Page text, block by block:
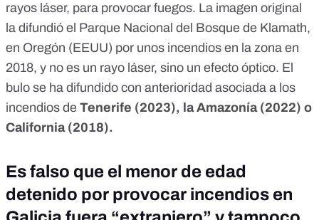
rayos láser, para provocar fuegos. La imagen original
la difundió el Parque Nacional del Bosque de Klamath,
en Oregón (EEUU) por unos incendios en la zona en
2018, y no es un rayo láser, sino un efecto óptico. El
bulo se ha difundido con anterioridad asociada a los
incendios de Tenerife (2023), la Amazonía (2022) o
California (2018).
Es falso que el menor de edad
detenido por provocar incendios en